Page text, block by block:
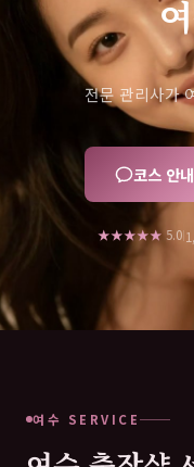
전문 관리사가
코스 안내
★★★★★ 5.0|
여수 SERVICE